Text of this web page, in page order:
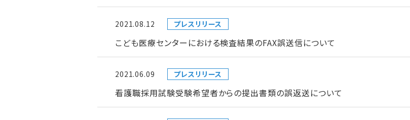
2021.08.12 プレスリリース
こども医療センターにおける検査結果のFAX誤送信について
2021.06.09 プレスリリース
看護職採用試験受験希望者からの提出書類の誤返送について